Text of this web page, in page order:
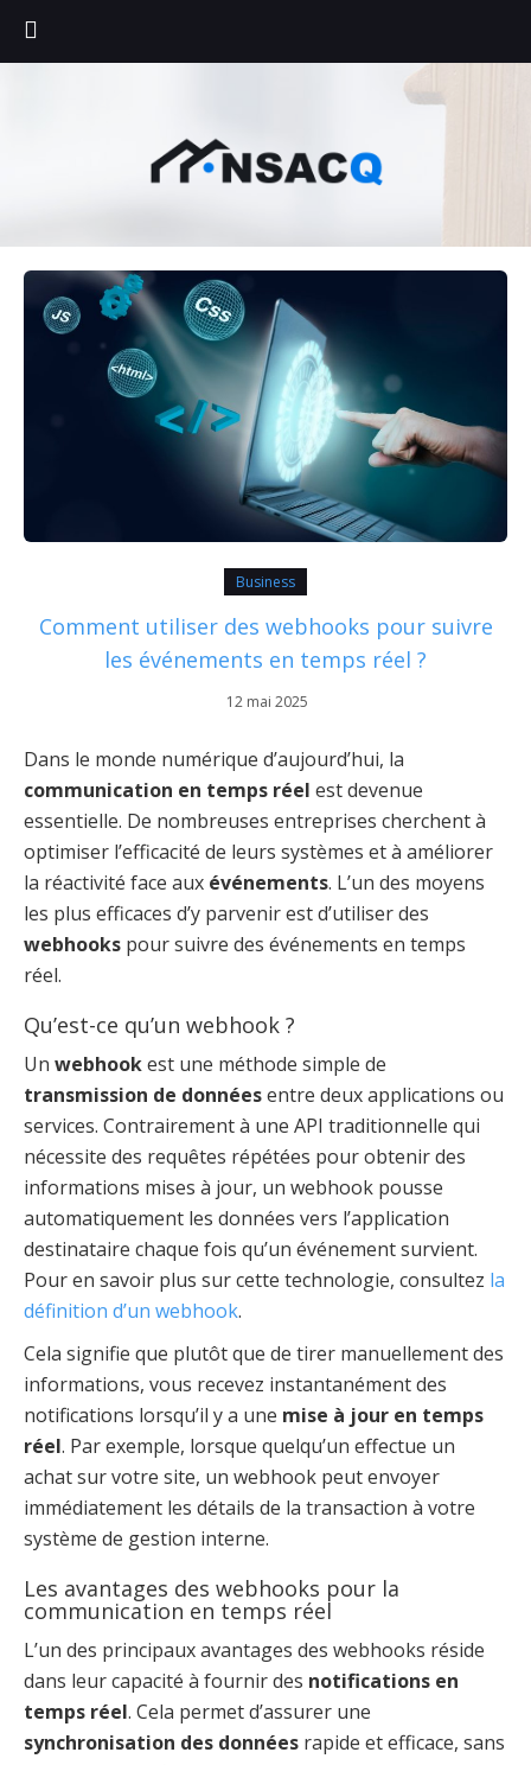
Business
Comment utiliser des webhooks pour suivre
les événements en temps réel ?
12 mai 2025
Dans le monde numérique d’aujourd’hui, la
communication en temps réel est devenue
essentielle. De nombreuses entreprises cherchent à
optimiser l’efficacité de leurs systèmes et à améliorer
la réactivité face aux événements. L’un des moyens
les plus efficaces d’y parvenir est d’utiliser des
webhooks pour suivre des événements en temps
réel.
Qu’est-ce qu’un webhook ?
Un webhookest une méthode simple de
transmission de donnéesentre deux applications ou
services. Contrairement à une API traditionnelle qui
nécessite des requêtes répétées pour obtenir des
informations mises à jour, un webhook pousse
automatiquement les données vers l’application
destinataire chaque fois qu’un événement survient.
Pour en savoir plus sur cette technologie, consultez la
définition d’un webhook.
Cela signifie que plutôt que de tirer manuellement des
informations, vous recevez instantanément des
notifications lorsqu’il y a une mise à jour en temps
réel. Par exemple, lorsque quelqu’un effectue un
achat sur votre site, un webhook peut envoyer
immédiatement les détails de la transaction à votre
système de gestion interne.
Les avantages des webhooks pour la
communication en temps réel
L’un des principaux avantages des webhooks réside
dans leur capacité à fournir des notifications en
temps réel. Cela permet d’assurer une
synchronisation des données rapide et efficace, sans